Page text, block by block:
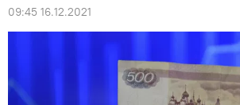
09:45 16.12.2021